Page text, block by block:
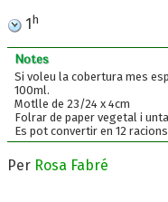
1 h
Notes
Si voleu la cobertura mes
100ml.
Motlle de 23/24 x 4cm
Folrar de paper vegetal i
Es pot convertir en 12
Per Rosa Fabré